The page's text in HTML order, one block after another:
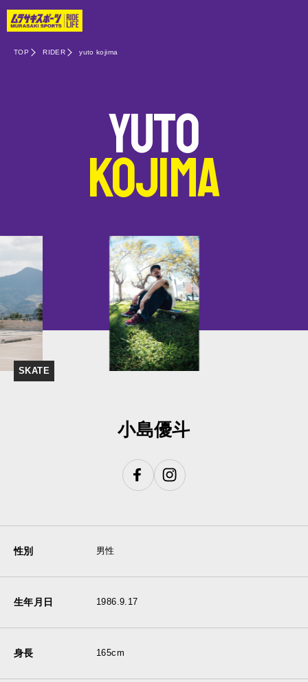
TOP RIDER yuto kojima
yuto
kojima
SKATE
小島優斗
性別 男性
生年月日 1986.9.17
身長 165cm